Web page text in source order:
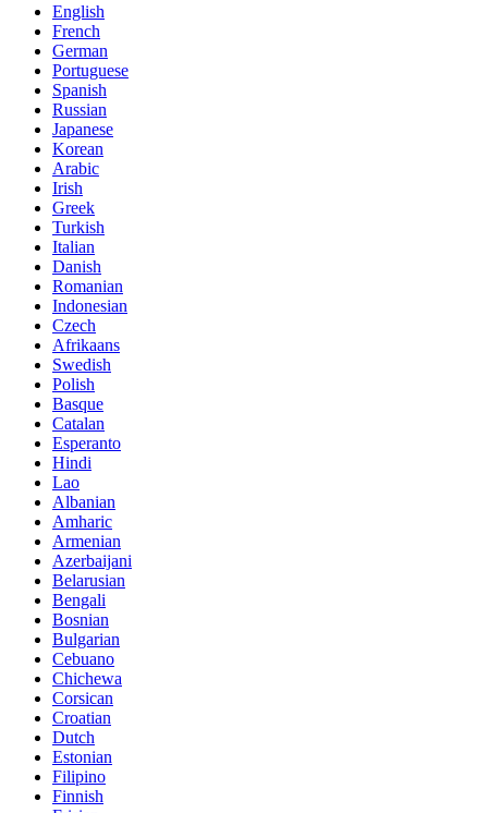
English
French
German
Portuguese
Spanish
Russian
Japanese
Korean
Arabic
Irish
Greek
Turkish
Italian
Danish
Romanian
Indonesian
Czech
Afrikaans
Swedish
Polish
Basque
Catalan
Esperanto
Hindi
Lao
Albanian
Amharic
Armenian
Azerbaijani
Belarusian
Bengali
Bosnian
Bulgarian
Cebuano
Chichewa
Corsican
Croatian
Dutch
Estonian
Filipino
Finnish